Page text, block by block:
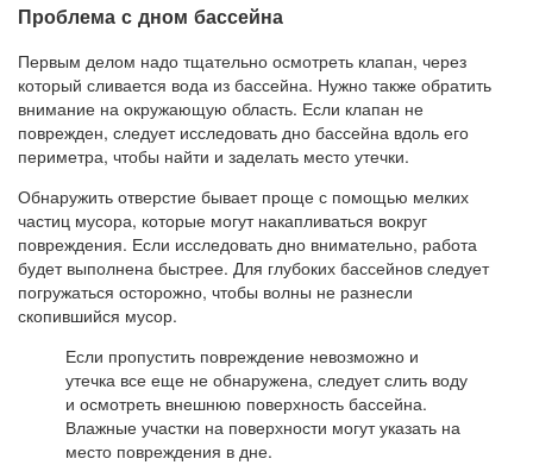
Проблема с дном бассейна
Первым делом надо тщательно осмотреть клапан, через
который сливается вода из бассейна. Нужно также обратить
внимание на окружающую область. Если клапан не
поврежден, следует исследовать дно бассейна вдоль его
периметра, чтобы найти и заделать место утечки.
Обнаружить отверстие бывает проще с помощью мелких
частиц мусора, которые могут накапливаться вокруг
повреждения. Если исследовать дно внимательно, работа
будет выполнена быстрее. Для глубоких бассейнов следует
погружаться осторожно, чтобы волны не разнесли
скопившийся мусор.
Если пропустить повреждение невозможно и
утечка все еще не обнаружена, следует слить воду
и осмотреть внешнюю поверхность бассейна.
Влажные участки на поверхности могут указать на
место повреждения в дне.